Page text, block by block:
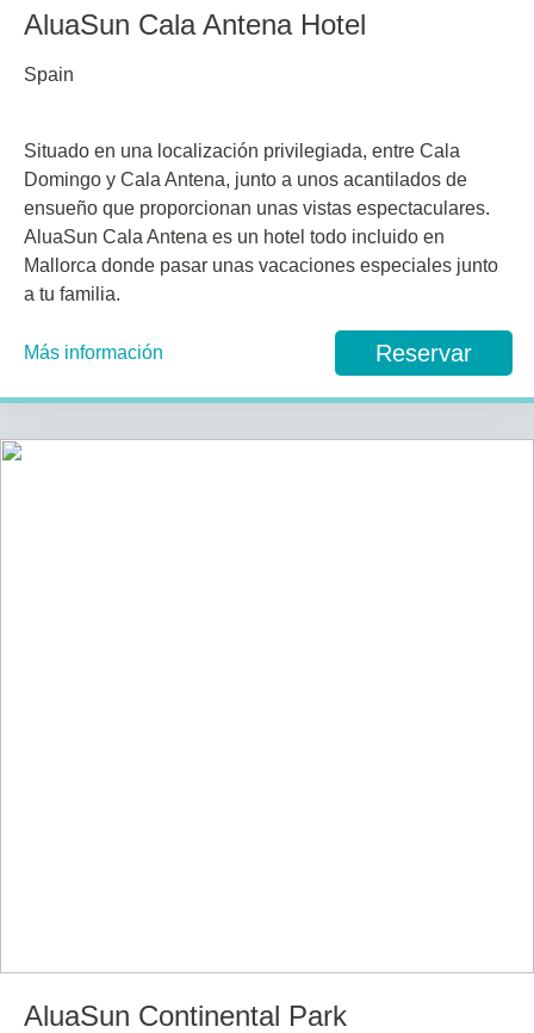
AluaSun Cala Antena Hotel
Spain
Situado en una localización privilegiada, entre Cala
Domingo y Cala Antena, junto a unos acantilados de
ensueño que proporcionan unas vistas espectaculares.
AluaSun Cala Antena es un hotel todo incluido en
Mallorca donde pasar unas vacaciones especiales junto
a tu familia.
Más información Reservar
AluaSun Continental Park